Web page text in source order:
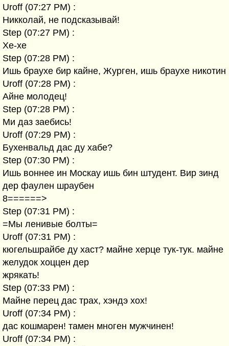
Uroff (07:27 PM) :
Никколай, не подсказывай!
Step (07:27 PM) :
Хе-хе
Step (07:28 PM) :
Ишь браухе бир кайне, Журген, ишь браухе никотин
Uroff (07:28 PM) :
Айне молодец!
Step (07:28 PM) :
Ми даз заебись!
Uroff (07:29 PM) :
Бухенвальд дас ду хабе?
Step (07:30 PM) :
Ишь воннее ин Москау ишь бин штудент. Вир зинд
дер фаулен шраубен
8======>
Step (07:31 PM) :
=Мы ленивые болты=
Uroff (07:31 PM) :
кюгельшрайбе ду хаст? майне херце тук-тук. майне
желудок хоццен дер
жрякать!
Step (07:33 PM) :
Майне перец дас трах, хэндэ хох!
Uroff (07:34 PM) :
дас кошмарен! тамен многен мужчинен!
Uroff (07:34 PM) :